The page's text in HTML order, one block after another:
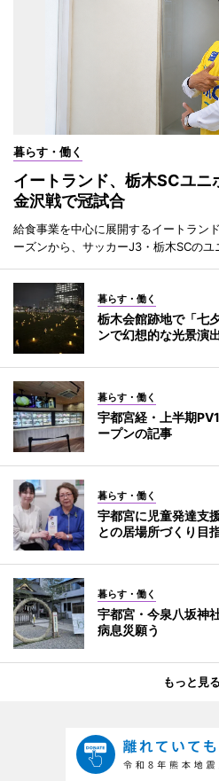
暮らす・働く
イートランド、栃木SCユ
金沢戦で冠試合
給食事業を中心に展開するイートラン
ーズンから、サッカーJ3・栃木SCのユ
暮らす・働く
栃木会館跡地で「七
ンで幻想的な光景演
暮らす・働く
宇都宮経・上半期
ープンの記事
暮らす・働く
宇都宮に児童発達支
との居場所づくり目
暮らす・働く
宇都宮・今泉八坂神
病息災願う
もっと見る